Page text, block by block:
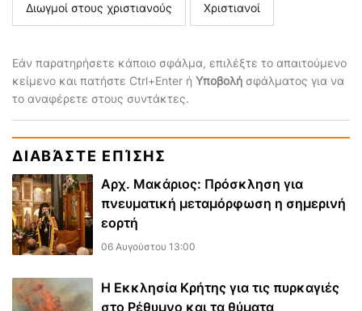
Διωγμοί στους χριστιανούς Χριστιανοί
Εάν παρατηρήσετε κάποιο σφάλμα, επιλέξτε το απαιτούμενο
κείμενο και πατήστε Ctrl+Enter ή Υποβολή σφάλματος για να
το αναφέρετε στους συντάκτες.
ΔΙΑΒΆΣΤΕ ΕΠΊΣΗΣ
Αρχ. Μακάριος: Πρόσκληση για
πνευματική μεταμόρφωση η σημερινή
εορτή
06 Αυγούστου 13:00
Η Εκκλησία Κρήτης για τις πυρκαγιές
στο Ρέθυμνο και τα θύματα